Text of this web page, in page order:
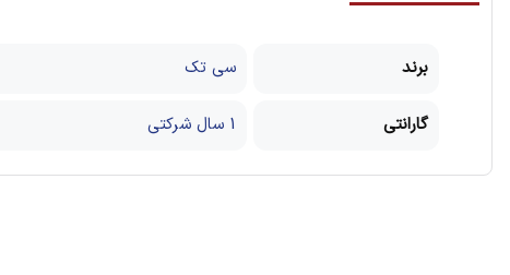
برند سی تک
گارانتی 1 سال شرکتی